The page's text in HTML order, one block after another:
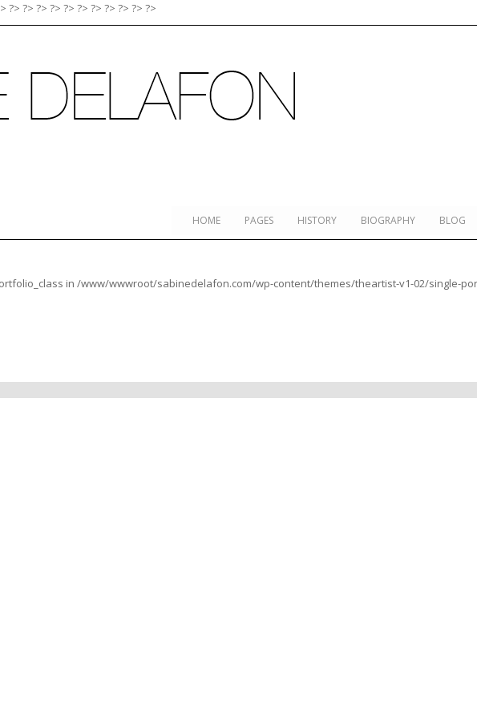
?> ?> ?> ?> ?> ?> ?> ?> ?> ?> ?>
HOME PAGES HISTORY BIOGRAPHY BLOG
in /www/wwwroot/sabinedelafon.com/wp-content/themes/theartist-v1-02/single-